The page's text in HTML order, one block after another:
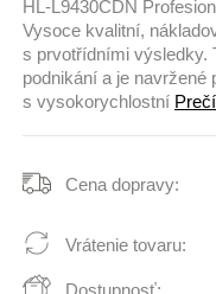
HL-L9430CDN
Vysoce kvalitní,
s prvotřídními výsledky.
podnikání a je navržené
s vysokorychlostní
Cena dopravy:
Vrátenie tovaru: